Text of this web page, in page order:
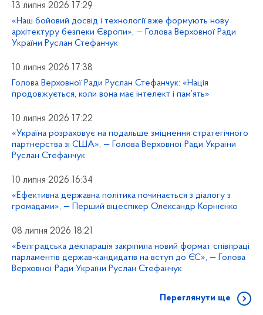
13 липня 2026 17:29
«Наш бойовий досвід і технології вже формують нову
архітектуру безпеки Європи», — Голова Верховної Ради
України Руслан Стефанчук
10 липня 2026 17:38
Голова Верховної Ради Руслан Стефанчук: «Нація
продовжується, коли вона має інтелект і пам’ять»
10 липня 2026 17:22
«Україна розраховує на подальше зміцнення стратегічного
партнерства зі США», — Голова Верховної Ради України
Руслан Стефанчук
10 липня 2026 16:34
«Ефективна державна політика починається з діалогу з
громадами», — Перший віцеспікер Олександр Корнієнко
08 липня 2026 18:21
«Белградська декларація закріпила новий формат співпраці
парламентів держав-кандидатів на вступ до ЄС», — Голова
Верховної Ради України Руслан Стефанчук
Переглянути ще